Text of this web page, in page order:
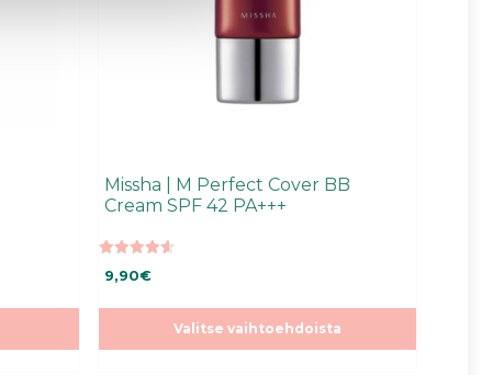
Missha | M Perfect Cover BB
Cream SPF 42 PA+++
4.66
5:stä
9,90€
Valitse vaihtoehdoista